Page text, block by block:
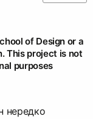
of Design or a
This project is not
purposes
нередко